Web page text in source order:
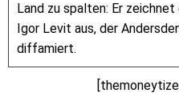
Land zu spalten: Er
Igor Levit aus, der
diffamiert.